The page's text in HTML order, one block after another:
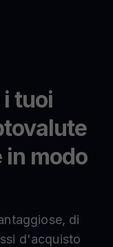
tuoi
in modo
di
d'acquisto